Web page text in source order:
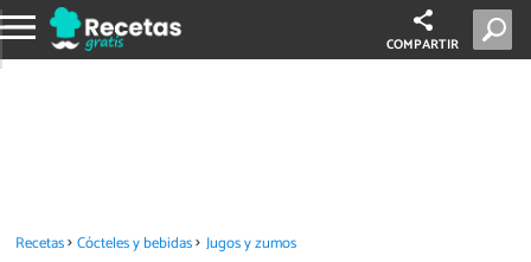
COMPARTIR
Recetas Cócteles y bebidas Jugos y zumos